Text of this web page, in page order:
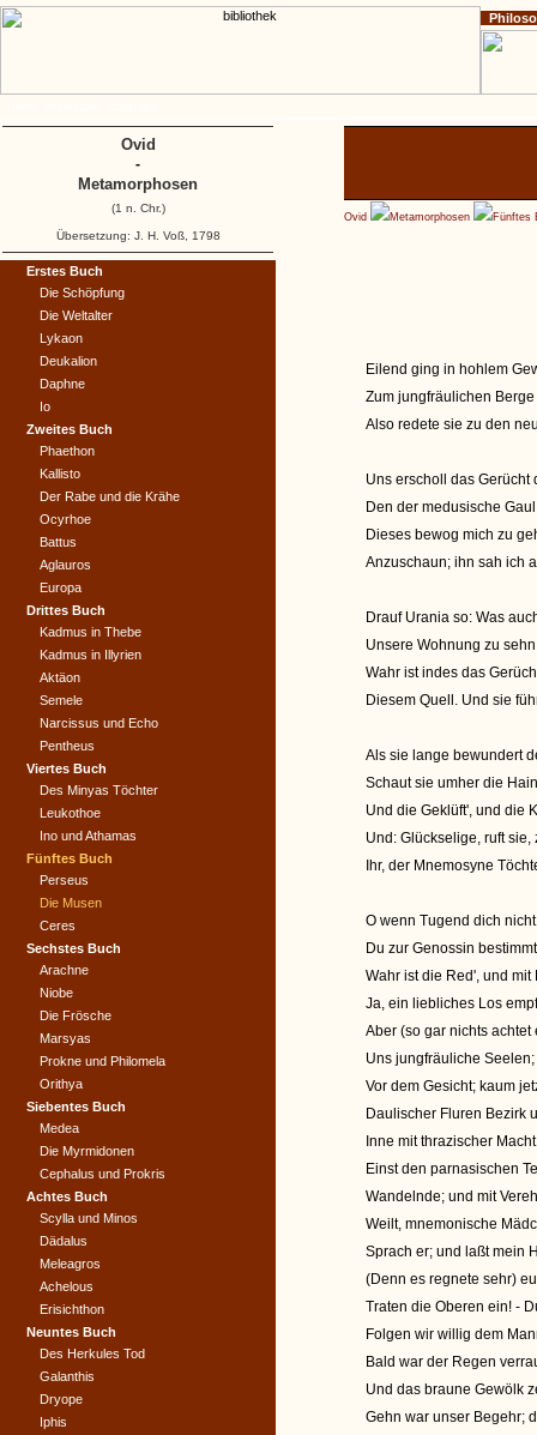
Ovid Metamorphosen Fünftes
Eilend ging in hohlem
Zum jungfräulichen
Also redete sie zu den
Uns erscholl das
Den der medusische
Dieses bewog mich zu
Anzuschaun; ihn sah ich
Drauf Urania so: Was
Unsere Wohnung zu
Wahr ist indes das
Diesem Quell. Und sie
Als sie lange bewundert
Schaut sie umher die
Und die Geklüft', und die
Und: Glückselige, ruft
Ihr, der Mnemosyne
O wenn Tugend dich
Du zur Genossin
Wahr ist die Red', und
Ja, ein liebliches Los
Aber (so gar nichts
Uns jungfräuliche
Vor dem Gesicht; kaum
Daulischer Fluren Bezirk
Inne mit thrazischer
Einst den parnasischen
Wandelnde; und mit
Weilt, mnemonische
Sprach er; und laßt mein
(Denn es regnete sehr)
Traten die Oberen ein! -
Folgen wir willig dem
Bald war der Regen
Und das braune Gewölk
Gehn war unser Begehr;
Erstes Buch
Die Schöpfung
Die Weltalter
Lykaon
Deukalion
Daphne
Io
Zweites Buch
Phaethon
Kallisto
Der Rabe und die Krähe
Ocyrhoe
Battus
Aglauros
Europa
Drittes Buch
Kadmus in Thebe
Kadmus in Illyrien
Aktäon
Semele
Narcissus und Echo
Pentheus
Viertes Buch
Des Minyas Töchter
Leukothoe
Ino und Athamas
Fünftes Buch
Perseus
Die Musen
Ceres
Sechstes Buch
Arachne
Niobe
Die Frösche
Marsyas
Prokne und Philomela
Orithya
Siebentes Buch
Medea
Die Myrmidonen
Cephalus und Prokris
Achtes Buch
Scylla und Minos
Dädalus
Meleagros
Achelous
Erisichthon
Neuntes Buch
Des Herkules Tod
Galanthis
Dryope
Iphis
Ovid
-
Metamorphosen
(1 n. Chr.)
Übersetzung: J. H. Voß, 1798